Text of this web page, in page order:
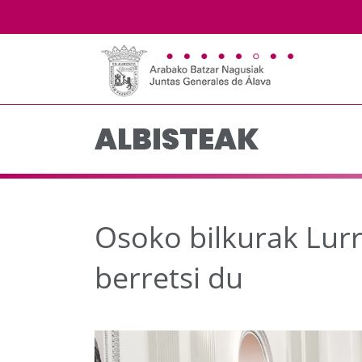
Osoko bilkurak
ALBISTEAK
Osoko bilkurak
berretsi du